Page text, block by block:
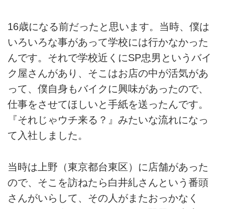
16歳になる前だったと思います。当時、僕は
いろいろな事があって学校には行かなかった
んです。それで学校近くにSP忠男というバイ
ク屋さんがあり、そこはお店の中が活気があ
って、僕自身もバイクに興味があったので、
仕事をさせてほしいと手紙を送ったんです。
『それじゃウチ来る？』みたいな流れになっ
て入社しました。
当時は上野（東京都台東区）に店舗があった
ので、そこを訪ねたら白井糺さんという番頭
さんがいらして、その人がまたおっかなく